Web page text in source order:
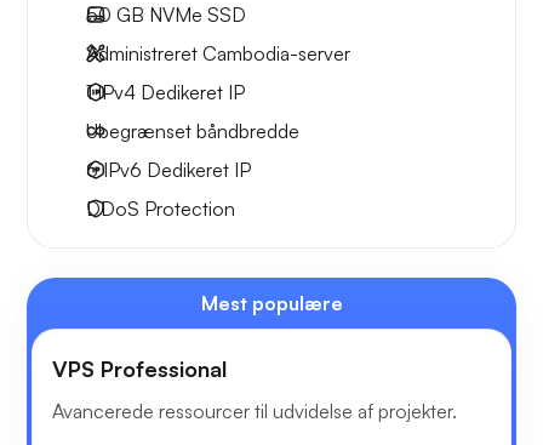
50 GB NVMe SSD
Administreret Cambodia-server
1 IPv4 Dedikeret IP
Ubegrænset båndbredde
6 IPv6 Dedikeret IP
DDoS Protection
Mest populære
VPS Professional
Avancerede ressourcer til udvidelse af projekter.